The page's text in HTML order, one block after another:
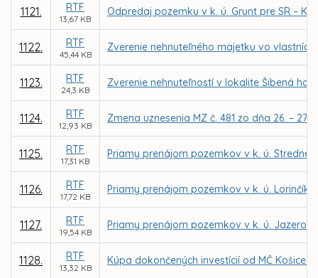
1121. RTF
13,67 KB
Odpredaj pozemku v k. ú. Grunt pre SR –
1122. RTF
45,44 KB
Zverenie nehnuteľného majetku vo
1123. RTF
24,3 KB
Zverenie nehnuteľností v lokalite Šibená
1124. RTF
12,93 KB
Zmena uznesenia MZ č. 481 zo dňa 26. – 27.
1125. RTF
17,31 KB
Priamy prenájom pozemkov v k. ú. Stredné
1126. RTF
17,72 KB
Priamy prenájom pozemkov v k. ú. Lorinčík
1127. RTF
19,54 KB
Priamy prenájom pozemkov v k. ú. Jazero
1128. RTF
13,32 KB
Kúpa dokončených investícií od MČ Košice